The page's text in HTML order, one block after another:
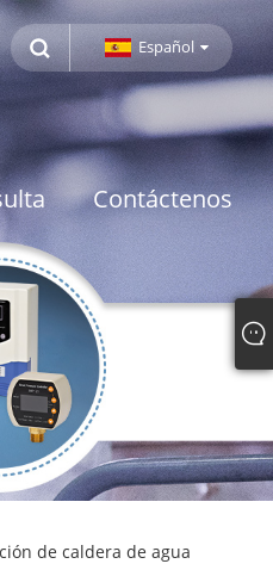
Español
Contáctenos
de caldera de agua